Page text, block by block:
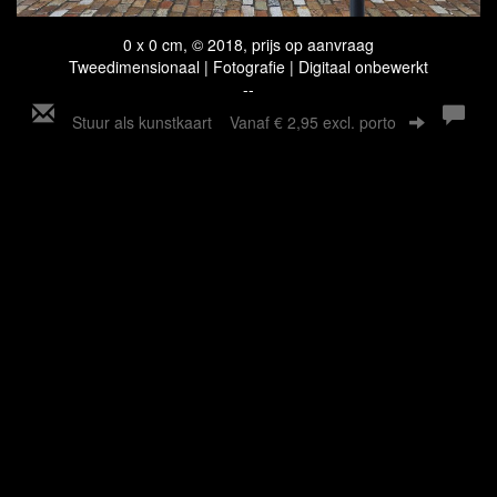
0 x 0 cm, © 2018, prijs op aanvraag
Tweedimensionaal | Fotografie | Digitaal onbewerkt
--
Stuur als kunstkaart Vanaf € 2,95 excl. porto